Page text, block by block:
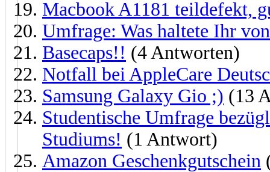
Macbook A1181 teildefekt,
Umfrage: Was haltete Ihr
Basecaps!! (4 Antworten)
Notfall bei AppleCare
Samsung Galaxy Gio ;) (13
Studentische Umfrage
Studiums! (1 Antwort)
Amazon Geschenkgutschein